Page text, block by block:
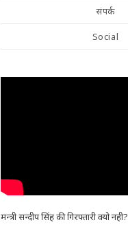
संपर्क
Social
मन्त्री सन्दीप सिंह की गिरफ्तारी क्यो नही?